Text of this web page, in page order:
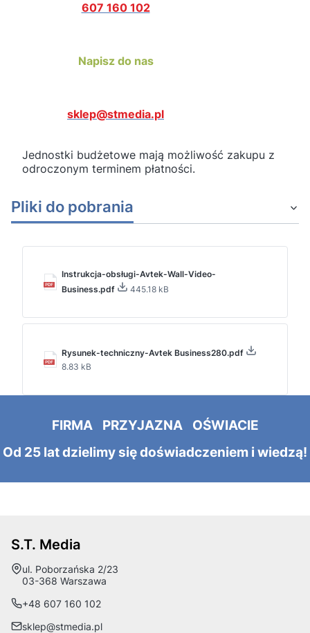
607 160 102
Napisz do nas
sklep@stmedia.pl
Jednostki budżetowe mają możliwość zakupu z
odroczonym terminem płatności.
Pliki do pobrania
Instrukcja-obsługi-Avtek-Wall-Video-
Business.pdf
445.18 kB
Rysunek-techniczny-Avtek Business280.pdf
8.83 kB
FIRMA PRZYJAZNA OŚWIACIE
Od 25 lat dzielimy się doświadczeniem i wiedzą!
S.T. Media
Adres:
ul. Poborzańska 2/23
03-368 Warszawa
+48 607 160 102
sklep@stmedia.pl